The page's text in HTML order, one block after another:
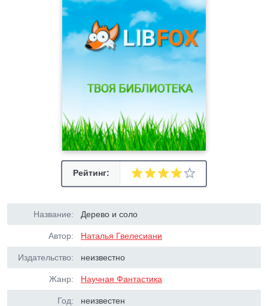
Рейтинг:
Название: Дерево и соло
Автор: Наталья Гвелесиани
Издательство: неизвестно
Жанр: Научная Фантастика
Год: неизвестен